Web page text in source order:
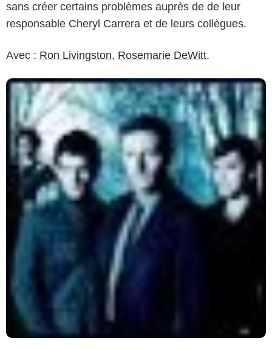
sans créer certains problèmes auprès de de leur
responsable Cheryl Carrera et de leurs collègues.
Avec : Ron Livingston, Rosemarie DeWitt.